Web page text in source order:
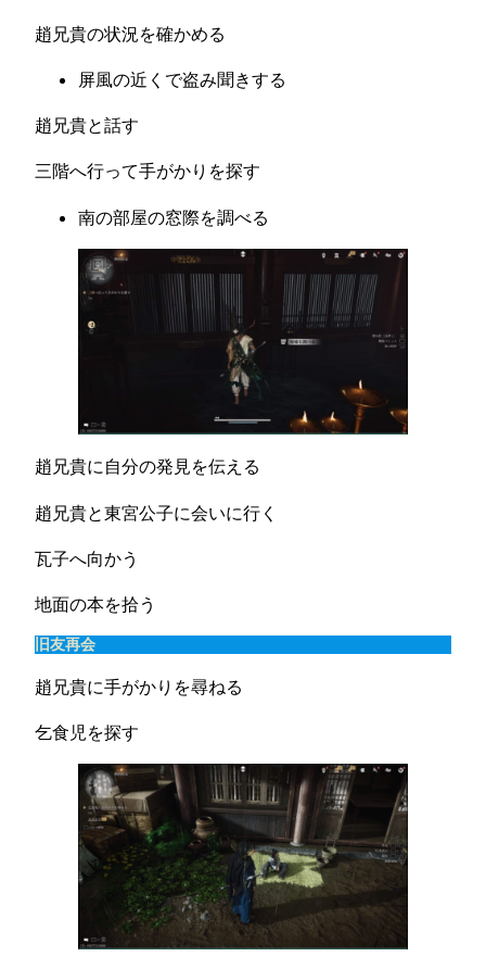
趙兄貴の状況を確かめる
屏風の近くで盗み聞きする
趙兄貴と話す
三階へ行って手がかりを探す
南の部屋の窓際を調べる
趙兄貴に自分の発見を伝える
趙兄貴と東宮公子に会いに行く
瓦子へ向かう
地面の本を拾う
旧友再会
趙兄貴に手がかりを尋ねる
乞食児を探す